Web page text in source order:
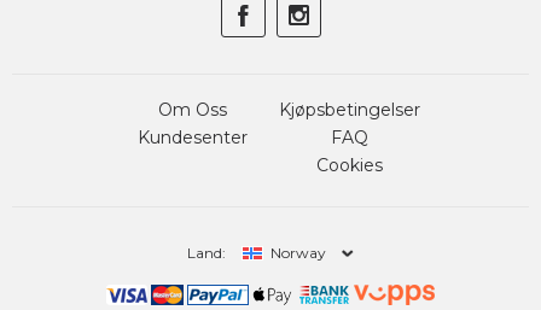
Om Oss
Kundesenter
Kjøpsbetingelser
FAQ
Cookies
Land: Norway